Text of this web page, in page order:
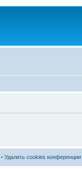
• Удалить cookies конференции